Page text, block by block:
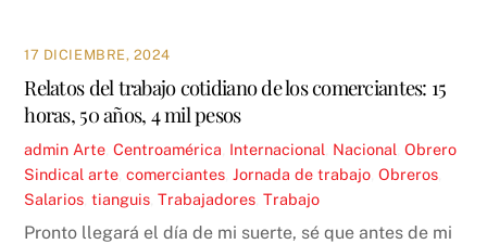
17 DICIEMBRE, 2024
Relatos del trabajo cotidiano de los comerciantes: 15
horas, 50 años, 4 mil pesos
admin Arte ,Centroamérica Internacional Nacional ,Obrero
Sindical arte ,comerciantes ,Jornada de trabajo ,Obreros
Salarios ,tianguis ,Trabajadores ,Trabajo
Pronto llegará el día de mi suerte, sé que antes de mi